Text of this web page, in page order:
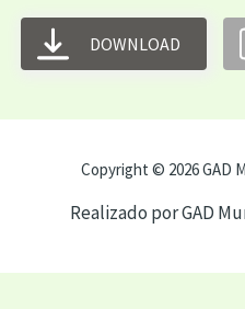
DOWNLOAD
Copyright © 2026 GAD
Realizado por GAD